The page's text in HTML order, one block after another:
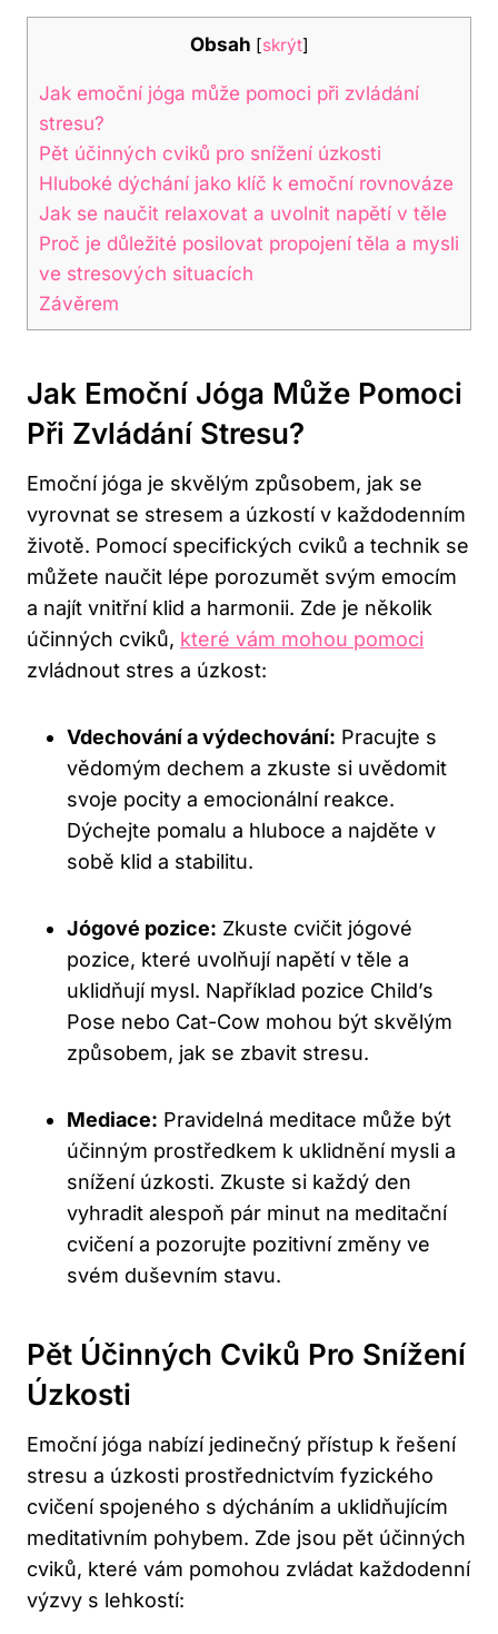
Obsah [skrýt]
Jak emoční jóga může pomoci při zvládání
stresu?
Pět účinných cviků pro snížení úzkosti
Hluboké dýchání jako klíč k emoční rovnováze
Jak se naučit relaxovat a uvolnit napětí v těle
Proč je důležité posilovat propojení těla a mysli
ve stresových situacích
Závěrem
Jak Emoční Jóga Může Pomoci
Při Zvládání Stresu?
Emoční jóga je skvělým způsobem, jak se
vyrovnat se stresem a úzkostí v každodenním
životě. Pomocí specifických cviků a technik se
můžete naučit lépe porozumět svým emocím
a najít vnitřní klid a harmonii. Zde je několik
účinných cviků, které vám mohou pomoci
zvládnout stres a úzkost:
Vdechování a výdechování: Pracujte s
vědomým dechem a zkuste si uvědomit
svoje pocity a emocionální reakce.
Dýchejte pomalu a hluboce a najděte v
sobě klid a stabilitu.
Jógové pozice: Zkuste cvičit jógové
pozice, které uvolňují napětí v těle a
uklidňují mysl. Například pozice Child’s
Pose nebo Cat-Cow mohou být skvělým
způsobem, jak se zbavit stresu.
Mediace: Pravidelná meditace může být
účinným prostředkem k uklidnění mysli a
snížení úzkosti. Zkuste si každý den
vyhradit alespoň pár minut na meditační
cvičení a pozorujte pozitivní změny ve
svém duševním stavu.
Pět Účinných Cviků Pro Snížení
Úzkosti
Emoční jóga nabízí jedinečný přístup k řešení
stresu a úzkosti prostřednictvím fyzického
cvičení spojeného s dýcháním a uklidňujícím
meditativním pohybem. Zde jsou pět účinných
cviků, které vám pomohou zvládat každodenní
výzvy s lehkostí: